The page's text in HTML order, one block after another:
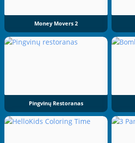
Money Movers 2
Pingvinų Restoranas